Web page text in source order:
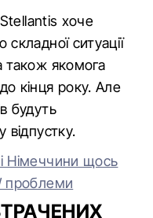
хоче
ситуації
також якомога
кінця року. Але
будуть
відпустку.
Німеччини щось
проблеми